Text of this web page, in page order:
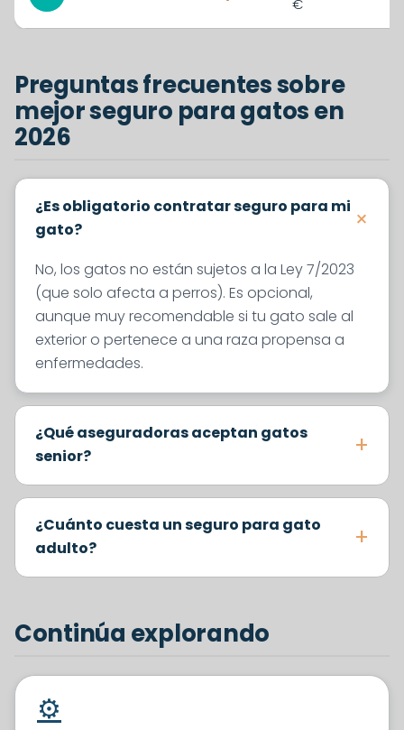
€
Preguntas frecuentes sobre
mejor seguro para gatos en
2026
¿Es obligatorio contratar seguro para mi
gato?
No, los gatos no están sujetos a la Ley 7/2023
(que solo afecta a perros). Es opcional,
aunque muy recomendable si tu gato sale al
exterior o pertenece a una raza propensa a
enfermedades.
¿Qué aseguradoras aceptan gatos
senior?
¿Cuánto cuesta un seguro para gato
adulto?
Continúa explorando
⚙️